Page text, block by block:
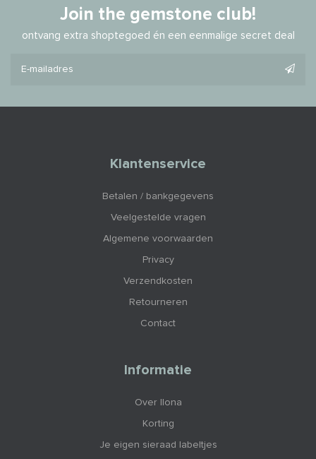
Join the gemstone club!
ontvang extra shoptegoed én een eenmalige secret deal
Klantenservice
Betalen / bankgegevens
Veelgestelde vragen
Algemene voorwaarden
Privacy
Verzendkosten
Retourneren
Contact
Informatie
Over Ilona
Korting
Je eigen sieraad labeltjes